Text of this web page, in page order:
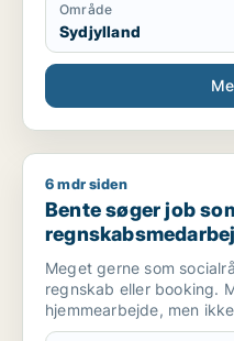
Område
Sydjylland
Bente søger job som
6 mdr siden
Bente søger job
medarbejder /
Meget gerne som
regnskab eller booking.
hjemmearbejde, men
Sekretær for studerende